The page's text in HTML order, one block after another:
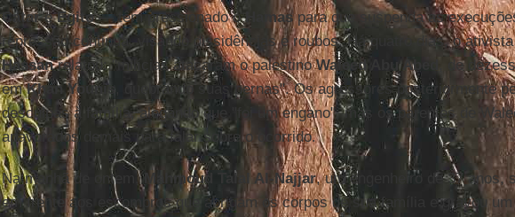
CatareEgito— têm pressionado oHamaspara que suspenda as
repressão continua, visando dissidências e roubos. Há quatro dias, o
Hassanrelatou: "milícias atacaram o palestinoWaleed Abu Abed
, de
emKhan Younis, quebrando suas pernas". Os agressores posteriormente
desculpas à família, alegando que "foi um engano", mas os parentes de
apavorados demais para falar sobre o ocorrido.
Na manhã de ontem,Mahmoud Talal Al-Najjar, um engenheiro de 37 anos,
em frente aos escombros que abrigam os corpos de sua família e gravou